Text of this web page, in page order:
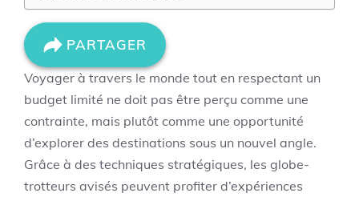
PARTAGER
Voyager à travers le monde tout en respectant un
budget limité ne doit pas être perçu comme une
contrainte, mais plutôt comme une opportunité
d’explorer des destinations sous un nouvel angle.
Grâce à des techniques stratégiques, les globe-
trotteurs avisés peuvent profiter d’expériences